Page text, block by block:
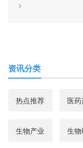
>
资讯分类
热点推荐 医
生物产业 生